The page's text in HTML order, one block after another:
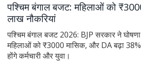
पश्चिम बंगाल बजट: महिलाओं को
लाख नौकरियां
पश्चिम बंगाल बजट 2026: BJP सरकार ने
महिलाओं को ₹3000 मासिक, और DA बढ़ा
होंगे कर्मचारी और युवा।